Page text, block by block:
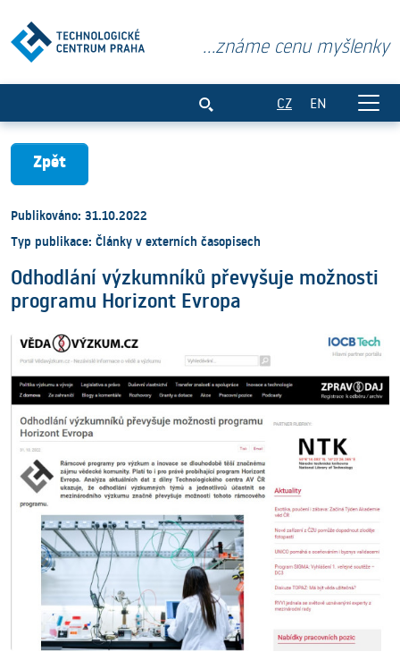
...známe cenu myšlenky
CZ EN
Zpět
Publikováno: 31.10.2022
Typ publikace: Články v externích časopisech
Odhodlání výzkumníků převyšuje možnosti
programu Horizont Evropa